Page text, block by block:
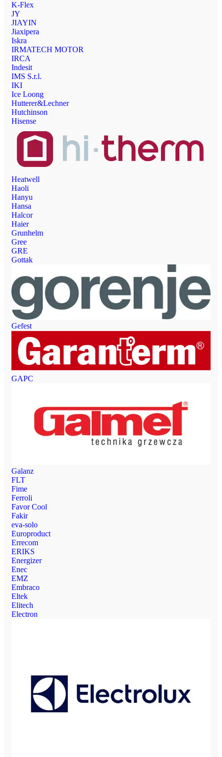
K-Flex
JY
JIAYIN
Jiaxipera
Iskra
IRMATECH MOTOR
IRCA
Indesit
IMS S.r.l.
IKI
Ice Loong
Hutterer&Lechner
Hutchinson
Hisense
Heatwell
Haoli
Hanyu
Hansa
Halcor
Haier
Grunhelm
Gree
GRE
Gottak
Gefest
GAPC
Galanz
FLT
Fime
Ferroli
Favor Cool
Fakir
eva-solo
Europroduct
Errecom
ERIKS
Energizer
Enec
EMZ
Embraco
Eltek
Elitech
Electron